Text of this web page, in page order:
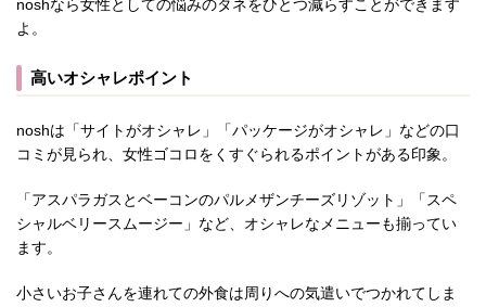
noshなら女性としての悩みのタネをひとつ減らすことができます
よ。
高いオシャレポイント
noshは「サイトがオシャレ」「パッケージがオシャレ」などの口
コミが見られ、女性ゴコロをくすぐられるポイントがある印象。
「アスパラガスとベーコンのパルメザンチーズリゾット」「スペ
シャルベリースムージー」など、オシャレなメニューも揃ってい
ます。
小さいお子さんを連れての外食は周りへの気遣いでつかれてしま